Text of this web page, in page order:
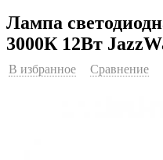
Лампа
3000К 12Вт
В избранное Сравнение